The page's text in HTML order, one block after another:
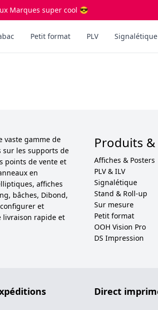
Marques super cool 😎
Petit format PLV Signalétique
vaste gamme de
sur les supports de
points de vente et
en
affiches
bâches, Dibond,
et
livraison rapide et
Produits
Affiches & Posters
PLV & ILV
Signalétique
Stand & Roll-up
Sur mesure
Petit format
OOH Vision Pro
DS Impression
Direct